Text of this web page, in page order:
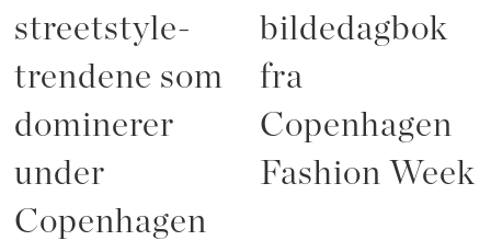
streetstyle-
trendene som
dominerer
under
Copenhagen
bildedagbok
fra
Copenhagen
Fashion Week